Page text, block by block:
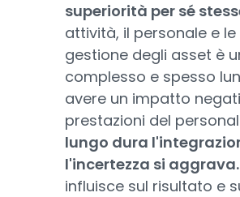
superiorità per sé
attività, il personale e
gestione degli asset è
complesso e spesso
avere un impatto
prestazioni del
lungo dura
l'incertezza si aggrava.
influisce sul risultato e